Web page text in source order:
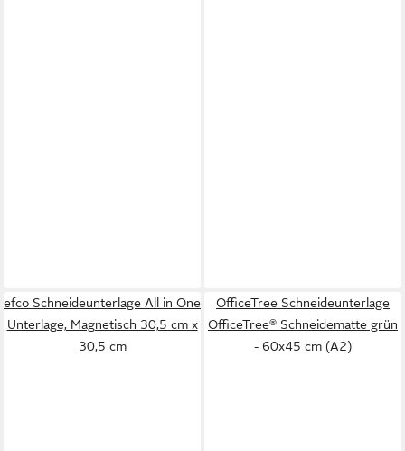
efco Schneideunterlage All in One
Unterlage, Magnetisch 30,5 cm x
30,5 cm
OfficeTree Schneideunterlage
OfficeTree® Schneidematte grün
- 60x45 cm (A2)